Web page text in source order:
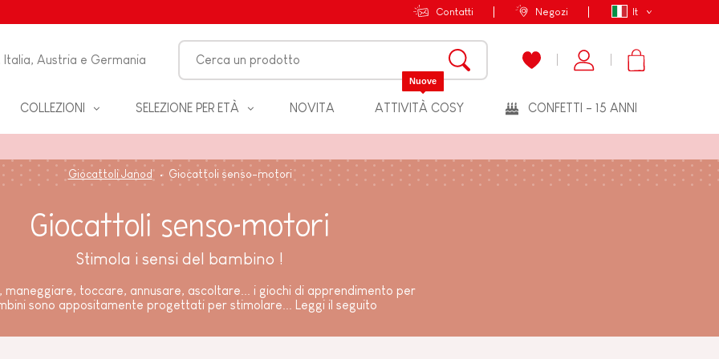
It
Contatti Negozi
Italia, Austria e Germania
COLLEZIONI SELEZIONE PER ETÀ NOVITA ATTIVITÀ COSY
Nuove
CONFETTI - 15 ANNI
Giocattoli Janod Giocattoli senso-motori
Giocattoli senso-motori
Stimola i sensi del bambino !
maneggiare, toccare, annusare, ascoltare... i giochi di apprendimento per
sono appositamente progettati per stimolare...
Leggi il seguito